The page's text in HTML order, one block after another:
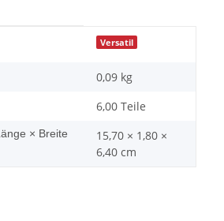
Versatil
0,09 kg
6,00 Teile
× Breite
15,70 × 1,80 ×
6,40 cm